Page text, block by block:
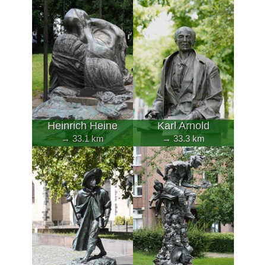
Heinrich Heine
→ 33.1 km
Karl Arnold
→ 33.3 km